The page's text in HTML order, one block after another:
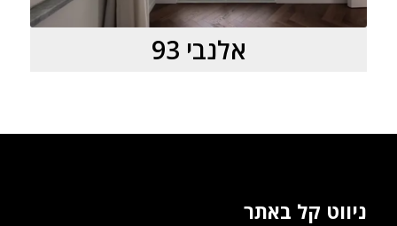
אלנבי 93
ניווט קל באתר